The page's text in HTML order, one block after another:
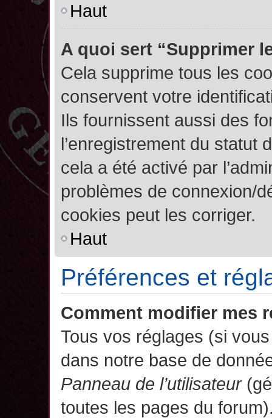
Haut
A quoi sert “Supprimer
Cela supprime tous les
conservent votre
Ils fournissent aussi des
l’enregistrement du statut
cela a été activé par
problèmes de connexion/
cookies peut les corriger.
Haut
Préférences et
Comment modifier mes
Tous vos réglages (si
dans notre base de
Panneau de l’utilisateur
toutes les pages du